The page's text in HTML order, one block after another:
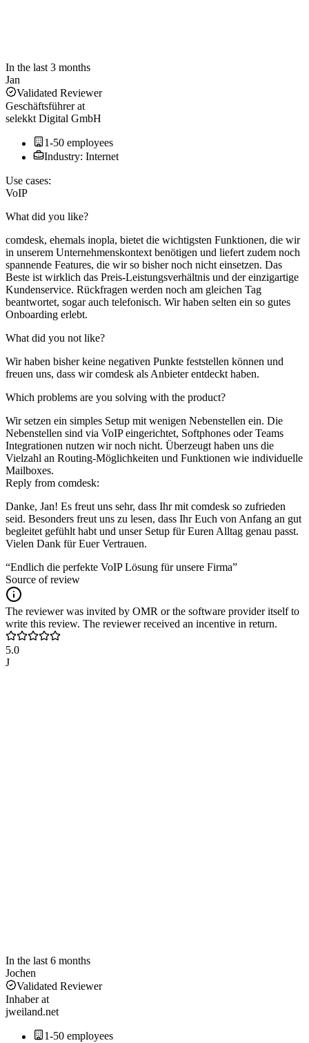
In the last 3 months
Jan
Validated Reviewer
Geschäftsführerat
selekkt Digital GmbH
1-50 employees
Industry: Internet
Use cases:
VoIP
What did you like?
comdesk, ehemals inopla, bietet die wichtigsten Funktionen, die wir
in unserem Unternehmenskontext benötigen und liefert zudem noch
spannende Features, die wir so bisher noch nicht einsetzen. Das
Beste ist wirklich das Preis-Leistungsverhältnis und der einzigartige
Kundenservice. Rückfragen werden noch am gleichen Tag
beantwortet, sogar auch telefonisch. Wir haben selten ein so gutes
Onboarding erlebt.
What did you not like?
Wir haben bisher keine negativen Punkte feststellen können und
freuen uns, dass wir comdesk als Anbieter entdeckt haben.
Which problems are you solving with the product?
Wir setzen ein simples Setup mit wenigen Nebenstellen ein. Die
Nebenstellen sind via VoIP eingerichtet, Softphones oder Teams
Integrationen nutzen wir noch nicht. Überzeugt haben uns die
Vielzahl an Routing-Möglichkeiten und Funktionen wie individuelle
Mailboxes.
Reply from comdesk:
Danke, Jan! Es freut uns sehr, dass Ihr mit comdesk so zufrieden
seid. Besonders freut uns zu lesen, dass Ihr Euch von Anfang an gut
begleitet gefühlt habt und unser Setup für Euren Alltag genau passt.
Vielen Dank für Euer Vertrauen.
“Endlich die perfekte VoIP Lösung für unsere Firma”
Source of review
The reviewer was invited by OMR or the software provider itself to
write this review. The reviewer received an incentive in return.
5.0
J
In the last 6 months
Jochen
Validated Reviewer
Inhaberat
jweiland.net
1-50 employees